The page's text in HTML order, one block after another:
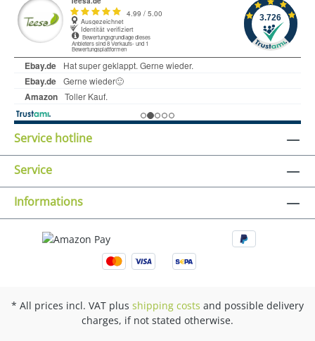
Service hotline
Service
Informations
* All prices incl. VAT plus shipping costs and possible delivery
charges, if not stated otherwise.